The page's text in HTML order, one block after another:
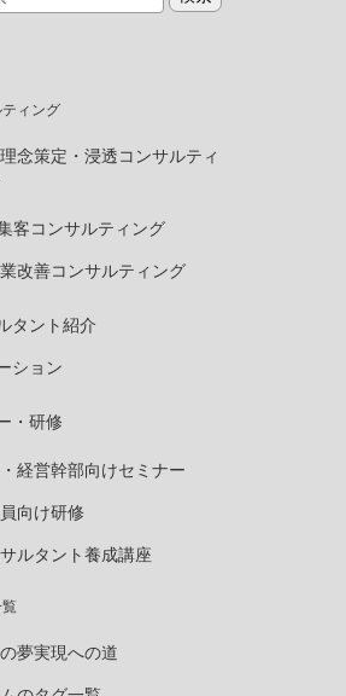
ィング
念策定・浸透コンサルティ
客コンサルティング
改善コンサルティング
タント紹介
ション
・研修
経営幹部向けセミナー
向け研修
ルタント養成講座
覧
夢実現への道